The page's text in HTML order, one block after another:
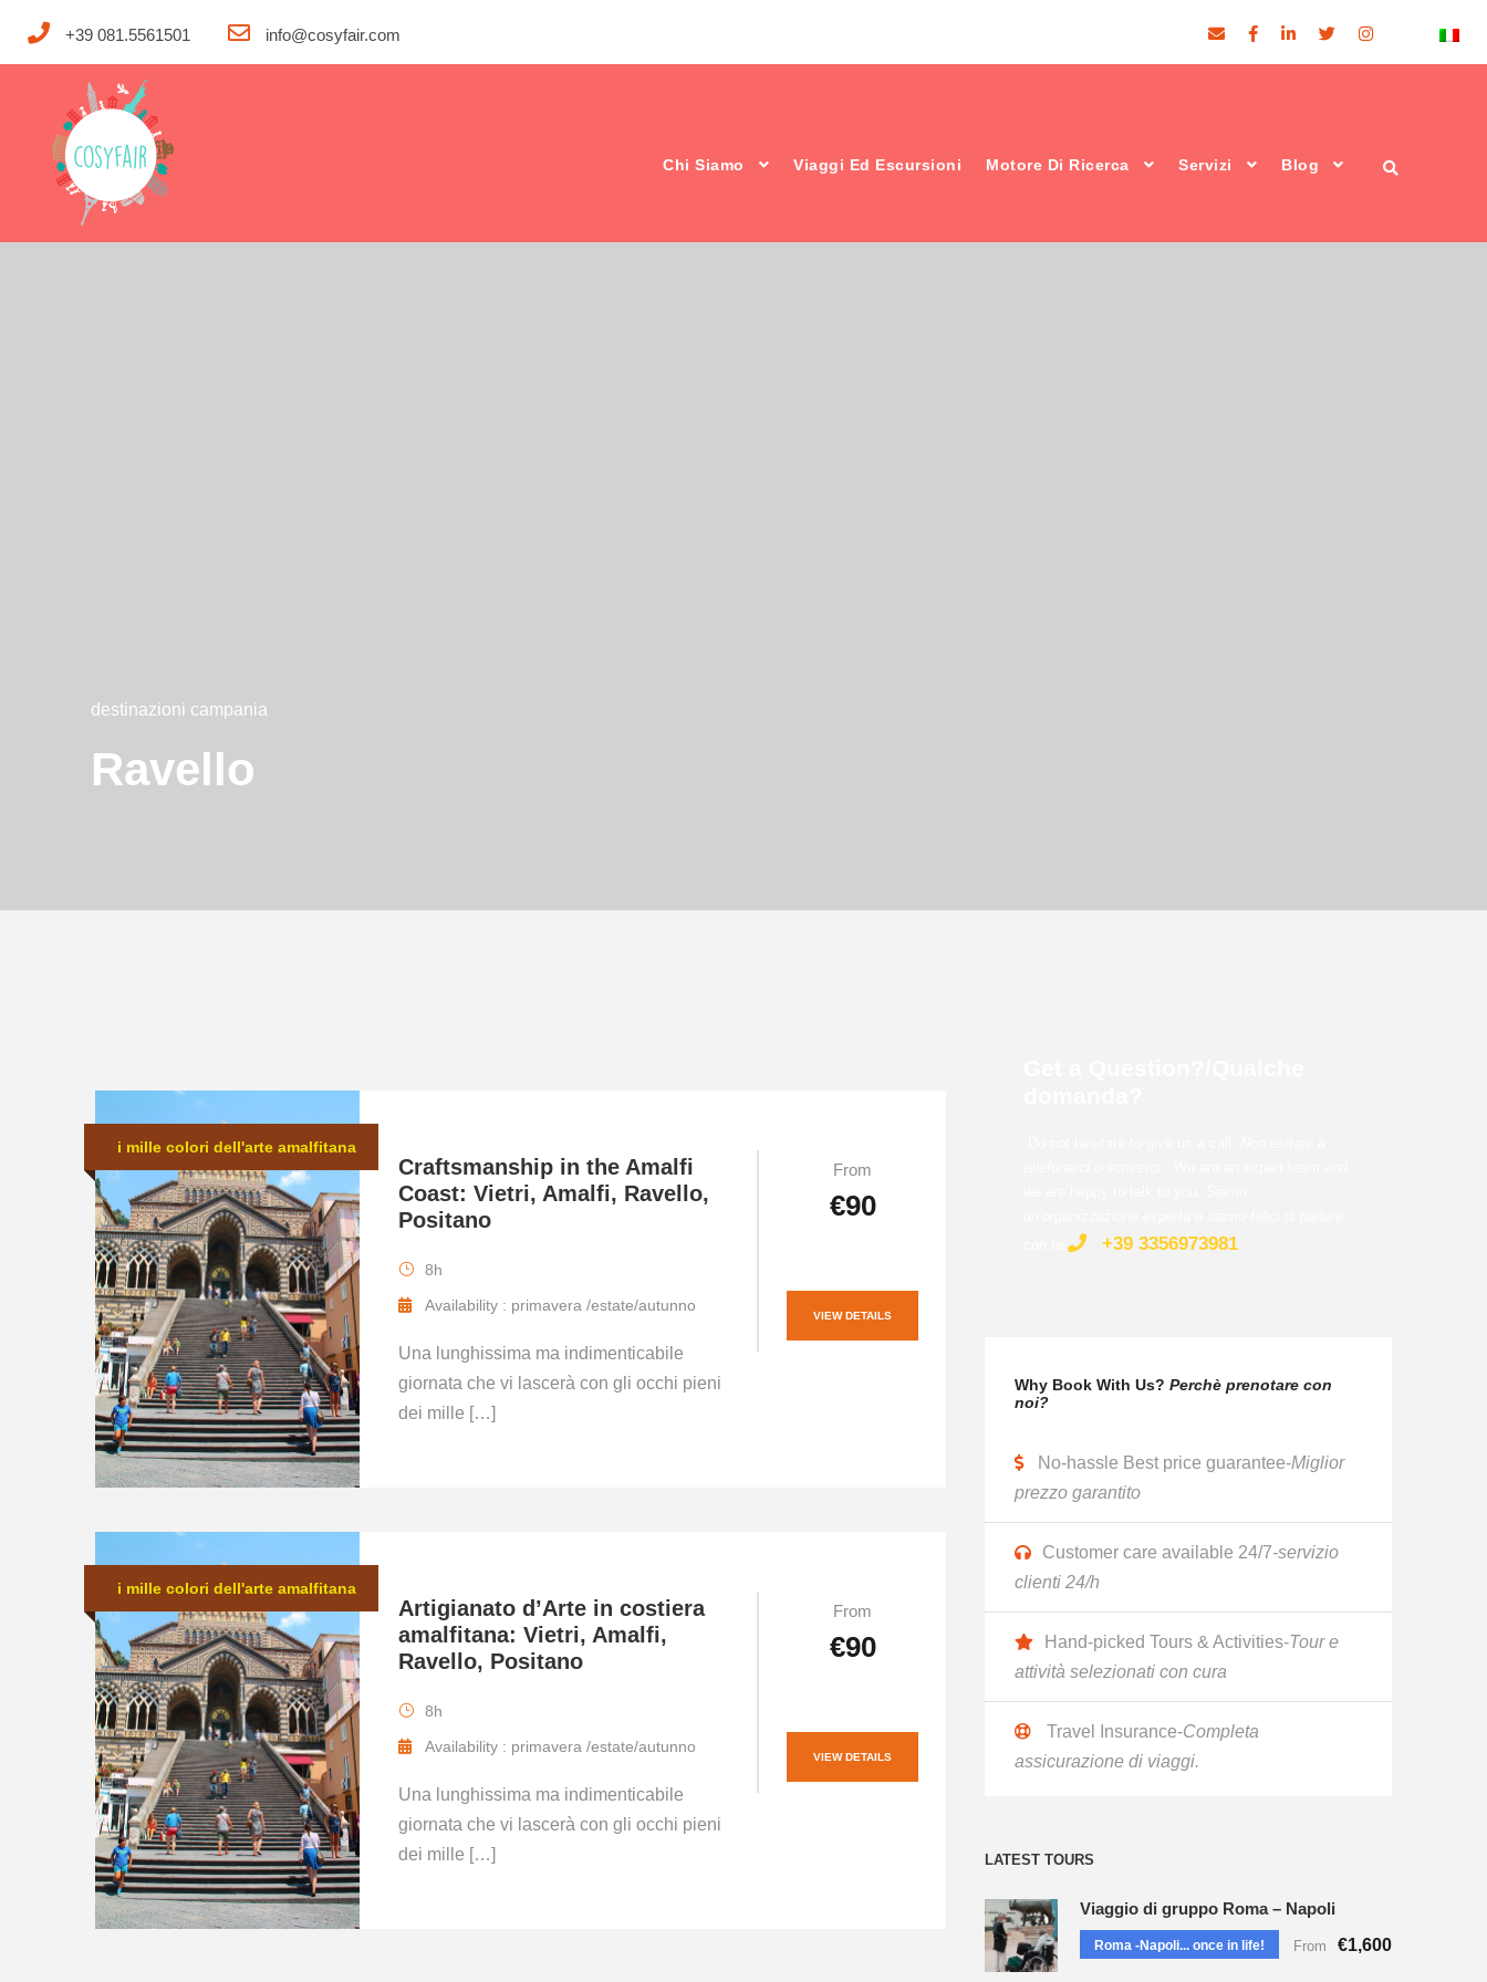
+39 081.5561501 info@cosyfair.com
Chi Siamo Viaggi Ed Escursioni Motore Di Ricerca Servizi Blog
destinazioni campania
Ravello
i mille colori dell'arte amalfitana
Craftsmanship in the Amalfi
Coast: Vietri, Amalfi, Ravello,
Positano
8h
Availability : primavera /estate/autunno
Una lunghissima ma indimenticabile
giornata che vi lascerà con gli occhi pieni
dei mille […]
From
€90
VIEW DETAILS
i mille colori dell'arte amalfitana
Artigianato d’Arte in costiera
amalfitana: Vietri, Amalfi,
Ravello, Positano
8h
Availability : primavera /estate/autunno
Una lunghissima ma indimenticabile
giornata che vi lascerà con gli occhi pieni
dei mille […]
From
€90
VIEW DETAILS
. +39 3356973981
Why Book With Us?Perchè prenotare con
noi?
No-hassle Best price guarantee-Miglior
prezzo garantito
Customer care available 24/7-servizio
clienti 24/h
Hand-picked Tours & Activities-Tour e
attività selezionati con cura
Travel Insurance-Completa
assicurazione di viaggi.
LATEST TOURS
Viaggio di gruppo Roma – Napoli
Roma -Napoli... once in life! From €1,600